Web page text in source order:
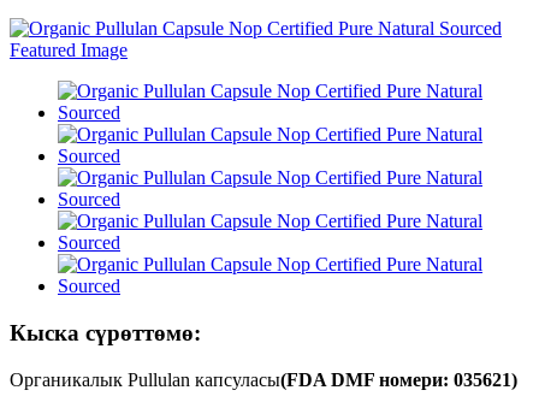
Кыска сүрөттөмө:
Органикалык Pullulan капсуласы(FDA DMF номери: 035621)